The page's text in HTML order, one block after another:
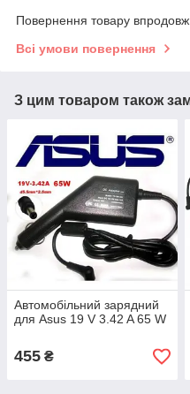
Повернення товару
Всі умови повернення
З цим товаром також
Автомобільний зарядний
для Asus 19 V 3.42 A 65 W
455 ₴